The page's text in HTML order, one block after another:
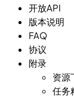
开放API
版本说明
FAQ
协议
附录
资源
任务